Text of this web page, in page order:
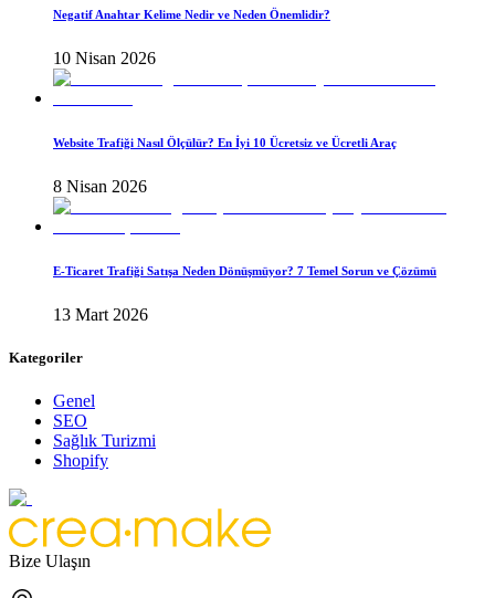
Negatif Anahtar Kelime Nedir ve Neden Önemlidir?
10 Nisan 2026
Website Trafiği Nasıl Ölçülür? En İyi 10 Ücretsiz ve Ücretli Araç
8 Nisan 2026
E-Ticaret Trafiği Satışa Neden Dönüşmüyor? 7 Temel Sorun ve Çözümü
13 Mart 2026
Kategoriler
Genel
SEO
Sağlık Turizmi
Shopify
Bize Ulaşın